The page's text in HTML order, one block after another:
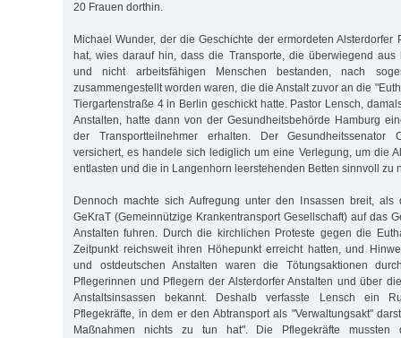
20 Frauen dorthin.
Michael Wunder, der die Geschichte der ermordeten Alsterdorfer
hat, wies darauf hin, dass die Transporte, die überwiegend aus
und nicht arbeitsfähigen Menschen bestanden, nach
zusammengestellt worden waren, die die Anstalt zuvor an die
Tiergartenstraße 4 in Berlin geschickt hatte. Pastor Lensch,
Anstalten, hatte dann von der Gesundheitsbehörde Hamburg
der Transportteilnehmer erhalten. Der Gesundheitssenator
versichert, es handele sich lediglich um eine Verlegung, um die
entlasten und die in Langenhorn leerstehenden Betten sinnvoll zu
Dennoch machte sich Aufregung unter den Insassen breit,
GeKraT (Gemeinnützige Krankentransport Gesellschaft) auf das
Anstalten fuhren. Durch die kirchlichen Proteste gegen die
Zeitpunkt reichsweit ihren Höhepunkt erreicht hatten, und
und ostdeutschen Anstalten waren die Tötungsaktionen
Pflegerinnen und Pflegern der Alsterdorfer Anstalten und über
Anstaltsinsassen bekannt. Deshalb verfasste Lensch ein
Pflegekräfte, in dem er den Abtransport als "Verwaltungsakt"
Maßnahmen nichts zu tun hat". Die Pflegekräfte mussten